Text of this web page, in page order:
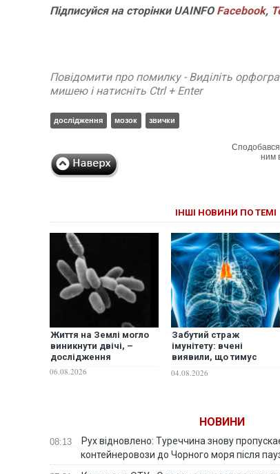
ПідписуйсянасторінкиUAINFO Facebook,
Повідомити про помилку - Виділіть
мишею і натисніть Ctrl + Enter
дослідження мозок звички
Сподобався
ним
ІНШІ НОВИНИ ПО ТЕМІ
Життя на Землі могло
виникнути двічі, –
дослідження
06.08.2026
Забутий страж
імунітету: вчені
виявили, що тимус
довголіття
04.08.2026
НОВИНИ
08:13
Рух відновлено: Туреччина знову
контейнеровози до Чорного моря після